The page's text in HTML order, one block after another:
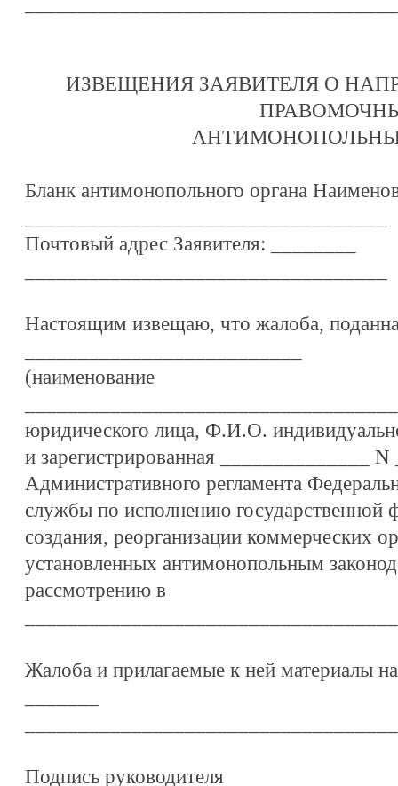
ИЗВЕЩЕНИЯ ЗАЯВИТЕЛЯ О
Бланк антимонопольного органа
Почтовый адрес Заявителя: ________
Настоящим извещаю, что жалоба,
(наименование
юридического лица, Ф.И.О.
и зарегистрированная ______________ N
Административного регламента
службы по исполнению государственной
создания, реорганизации коммерческих
установленных антимонопольным
рассмотрению в
Жалоба и прилагаемые к ней материалы
Подпись руководителя